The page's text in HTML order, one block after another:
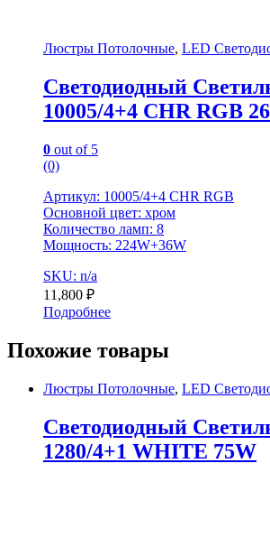
Люстры Потолочные, LED
Светодиодный
10005/4+4 CHR RGB
0 out of 5
(0)
Артикул: 10005/4+4 CHR RGB
Основной цвет: хром
Количество ламп: 8
Мощность: 224W+36W
SKU: n/a
11,800 ₽
Подробнее
Похожие товары
Люстры Потолочные, LED
Светодиодный
1280/4+1 WHITE 75W